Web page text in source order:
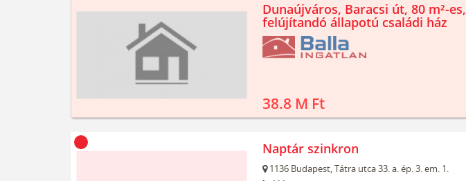
Dunaújváros, Baracsi út, 80 m²-es,
felújítandó állapotú családi ház
38.8 M Ft
Naptár szinkron
1136 Budapest,Tátra utca 33. a. ép. 3. em. 1.